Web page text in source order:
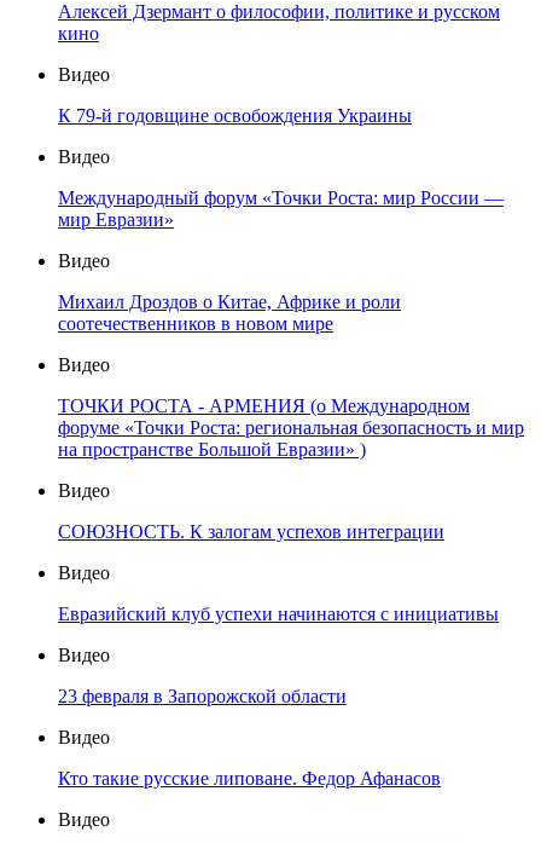
Алексей Дзермант о философии, политике и русском
кино
Видео
К 79-й годовщине освобождения Украины
Видео
Международный форум «Точки Роста: мир России —
мир Евразии»
Видео
Михаил Дроздов о Китае, Африке и роли
соотечественников в новом мире
Видео
ТОЧКИ РОСТА - АРМЕНИЯ (о Международном
форуме «Точки Роста: региональная безопасность и мир
на пространстве Большой Евразии» )
Видео
СОЮЗНОСТЬ. К залогам успехов интеграции
Видео
Евразийский клуб успехи начинаются с инициативы
Видео
23 февраля в Запорожской области
Видео
Кто такие русские липоване. Федор Афанасов
Видео